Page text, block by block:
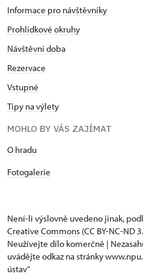
Informace pro návštěvníky
Prohlídkové okruhy
Návštěvní doba
Rezervace
Vstupné
Tipy na výlety
MOHLO BY VÁS ZAJÍMAT
O hradu
Fotogalerie
Není-li výslovně uvedeno jinak,
Creative Commons (CC BY-NC-ND
Neužívejte dílo komerčně |
uvádějte odkaz na stránky
ústav“